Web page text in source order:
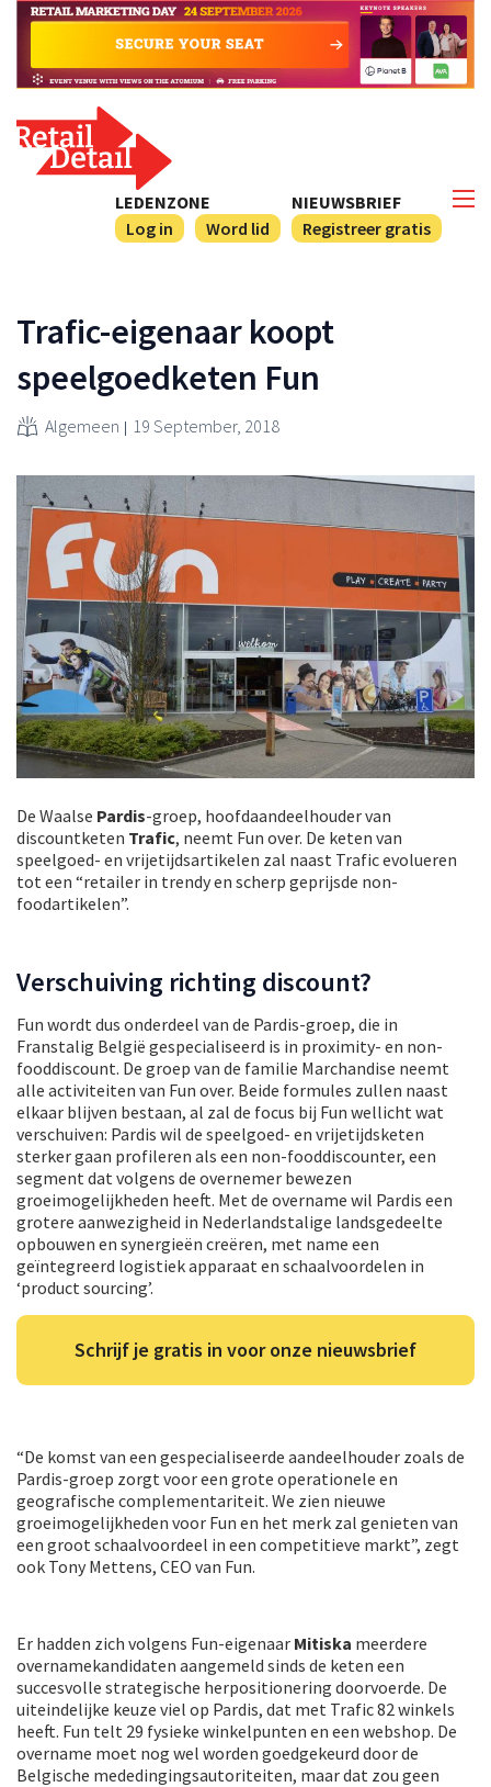
NIEUWSBRIEF
Registreer gratis
LEDENZONE
Log in
Word lid
Trafic-eigenaar koopt
speelgoedketen Fun
Algemeen 19 September, 2018
De Waalse Pardis-groep, hoofdaandeelhouder van
discountketen Trafic, neemt Fun over. De keten van
speelgoed- en vrijetijdsartikelen zal naast Trafic evolueren
tot een “retailer in trendy en scherp geprijsde non-
foodartikelen”.
Verschuiving richting discount?
Fun wordt dus onderdeel van de Pardis-groep, die in
Franstalig België gespecialiseerd is in proximity- en non-
fooddiscount. De groep van de familie Marchandise neemt
alle activiteiten van Fun over. Beide formules zullen naast
elkaar blijven bestaan, al zal de focus bij Fun wellicht wat
verschuiven: Pardis wil de speelgoed- en vrijetijdsketen
sterker gaan profileren als een non-fooddiscounter, een
segment dat volgens de overnemer bewezen
groeimogelijkheden heeft. Met de overname wil Pardis een
grotere aanwezigheid in Nederlandstalige landsgedeelte
opbouwen en synergieën creëren, met name een
geïntegreerd logistiek apparaat en schaalvoordelen in
‘product sourcing’.
Schrijf je gratis in voor onze nieuwsbrief
“De komst van een gespecialiseerde aandeelhouder zoals de
Pardis-groep zorgt voor een grote operationele en
geografische complementariteit. We zien nieuwe
groeimogelijkheden voor Fun en het merk zal genieten van
een groot schaalvoordeel in een competitieve markt”, zegt
ook Tony Mettens, CEO van Fun.
Er hadden zich volgens Fun-eigenaar Mitiska meerdere
overnamekandidaten aangemeld sinds de keten een
succesvolle strategische herpositionering doorvoerde. De
uiteindelijke keuze viel op Pardis, dat met Trafic 82 winkels
heeft. Fun telt 29 fysieke winkelpunten en een webshop. De
overname moet nog wel worden goedgekeurd door de
Belgische mededingingsautoriteiten, maar dat zou geen